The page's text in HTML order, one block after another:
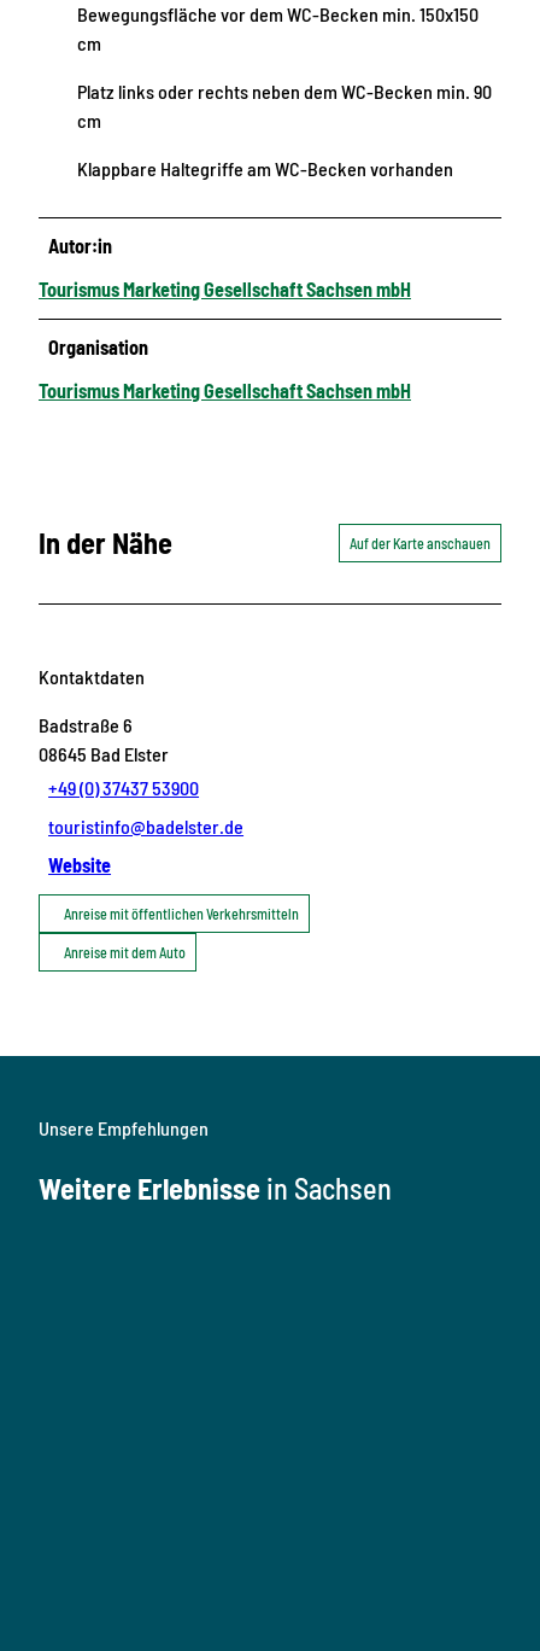
Bewegungsfläche vor dem WC-Becken min. 150x150
cm
Platz links oder rechts neben dem WC-Becken min. 90
cm
Klappbare Haltegriffe am WC-Becken vorhanden
Autor:in
Tourismus Marketing Gesellschaft Sachsen mbH
Organisation
Tourismus Marketing Gesellschaft Sachsen mbH
In der Nähe Auf der Karte anschauen
Kontaktdaten
Badstraße 6
08645 Bad Elster
+49 (0) 37437 53900
touristinfo@badelster.de
Website
Anreise mit öffentlichen Verkehrsmitteln
Anreise mit dem Auto
Unsere Empfehlungen
Weitere Erlebnisse in Sachsen